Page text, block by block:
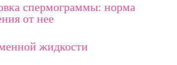
спермограммы: норма
от нее
жидкости